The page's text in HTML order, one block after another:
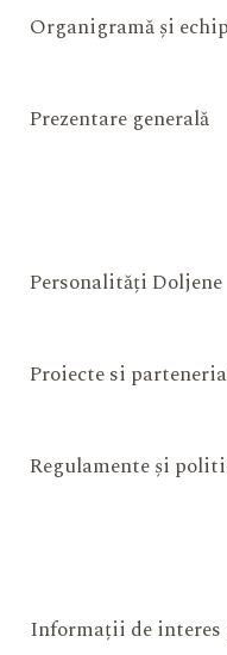
Organigramă și
Prezentare generală
Personalități Doljene
Proiecte si
Regulamente și
Informații de